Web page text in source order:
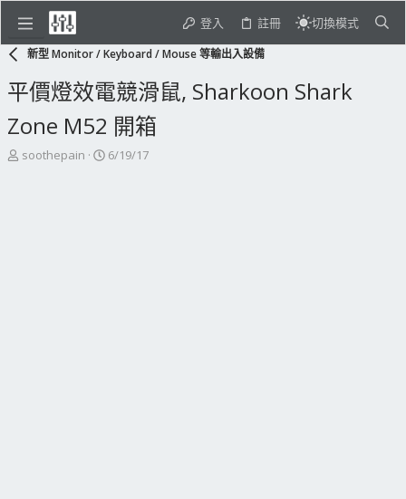
登入 註冊 切換模式
新型 Monitor / Keyboard / Mouse 等輸出入設備
平價燈效電競滑鼠, Sharkoon Shark
Zone M52 開箱
主
soothepain
開
6/19/17